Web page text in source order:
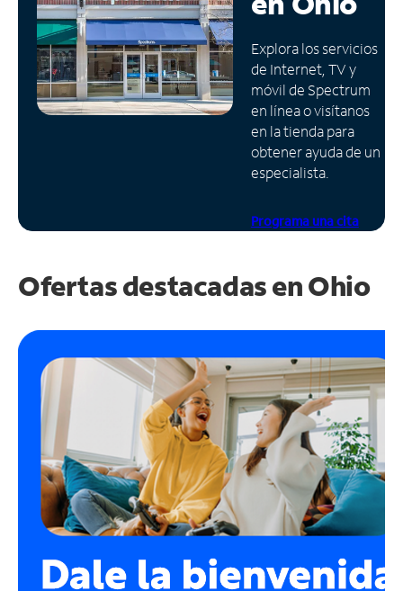
Administrar
cuenta
Encuentra
una
tienda
Explora los servicios
de Internet, TV y
móvil de Spectrum
en línea o visítanos
en la tienda para
obtener ayuda de un
especialista.
Programa una cita
Ofertas destacadas enOhio